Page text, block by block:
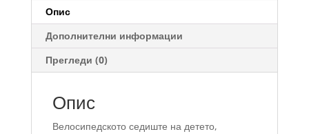
монтажа
на
рамка
количина
Опис
Дополнителни информации
Прегледи (0)
Опис
Велосипедското седиште на детето,